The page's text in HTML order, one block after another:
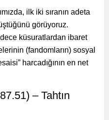
ilk iki sıranın adeta
görüyoruz.
küsuratlardan ibaret
(fandomların) sosyal
harcadığının en net
– Tahtın